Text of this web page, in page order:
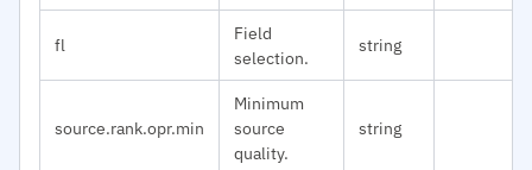
fl
Field
selection.
string
source.rank.opr.min
Minimum
source
quality.
string